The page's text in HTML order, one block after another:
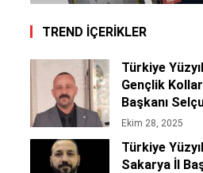
TREND İÇERİKLER
Türkiye
Gençlik
Başkanı
Bakır’dan 29
Mesajı 🇹🇷
Ekim 28, 2025
Türkiye
Sakarya İl